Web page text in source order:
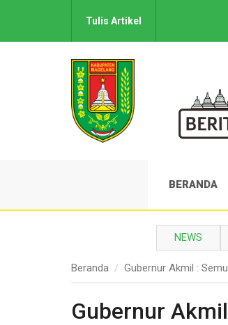
Tulis Artikel
BERANDA
NEWS
Beranda Gubernur Akmil :
Gubernur